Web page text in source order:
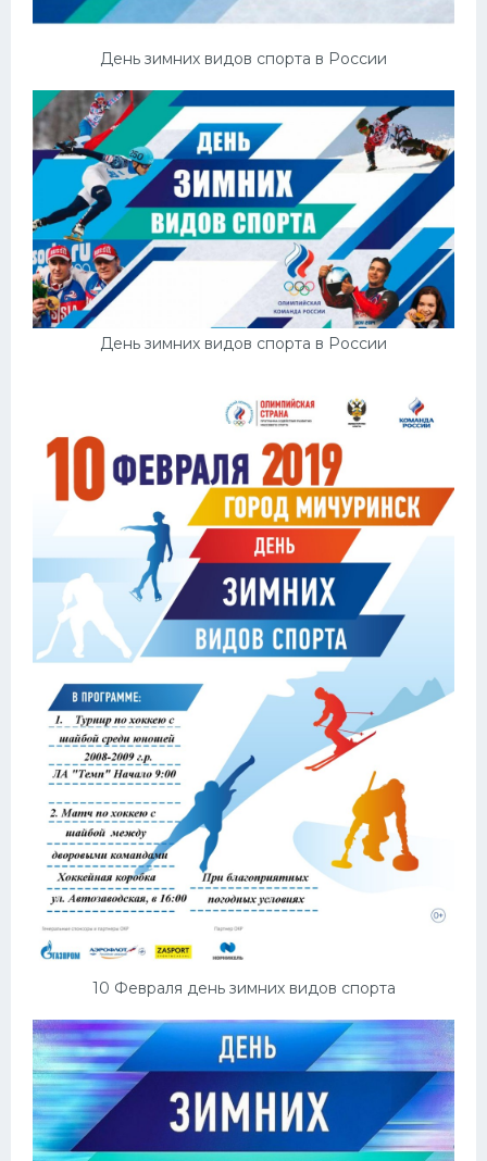
День зимних видов спорта в России
День зимних видов спорта в России
10 Февраля день зимних видов спорта